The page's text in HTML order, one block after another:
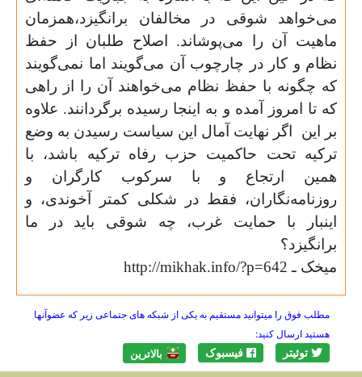
می‌خواهد شوقی در مخالفان برانگیزد،همزمان
ماهیت آن را می‌پوشاند. اصلاح طلبان از حفظ
نظام و کار در چارچوب آن می‌گویند اما نمی‌گویند
که چگونه با حفظ نظام می‌خواهند آن را از راهی
که تا امروز آمده و به اینجا رسیده برگردانند. علاوه
بر این
اگر ‌‌نهایت آمال این سیاست رسیدن به وضع
ترکیه تحت حاکمیت حزب رفاه ترکیه باشد، با
همین ارتجاع و با سرکوب کارگران و
روزنامه‌نگاران، فقط در شکلی کمتر آخوندی، و
اینبار با حمایت غرب، چه شوقی باید در ما
برانگیزد؟
میخک ـ http://mikhak.info/?p=642
مطلب فوق را میتوانید مستقیم به یکی از شبکه های جتماعی زیر که عضوآنها
هستید ارسال کنید:
توئیتر فیسبوک بالاترين